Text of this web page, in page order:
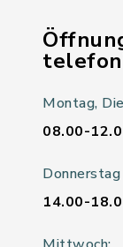
Montag,
08.00-
14.00-